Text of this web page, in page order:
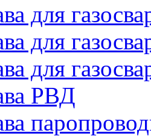
для
для
для
РВД